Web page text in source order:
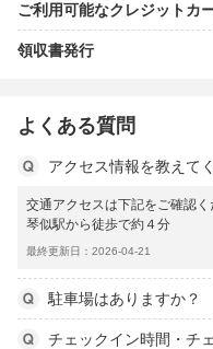
ご利用可能なクレジットカ
領収書発行
よくある質問
アクセス情報を教えて
交通アクセスは下記をご確認く
琴似駅から徒歩で約４分
最終更新日：2026-04-21
駐車場はありますか？
チェックイン時間・チ